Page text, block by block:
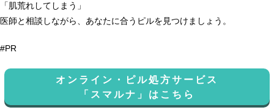
「肌荒れしてしまう」
医師と相談しながら、あなたに合うピルを見つけましょう。
#PR
オンライン・ピル処方サービス
「スマルナ」はこちら